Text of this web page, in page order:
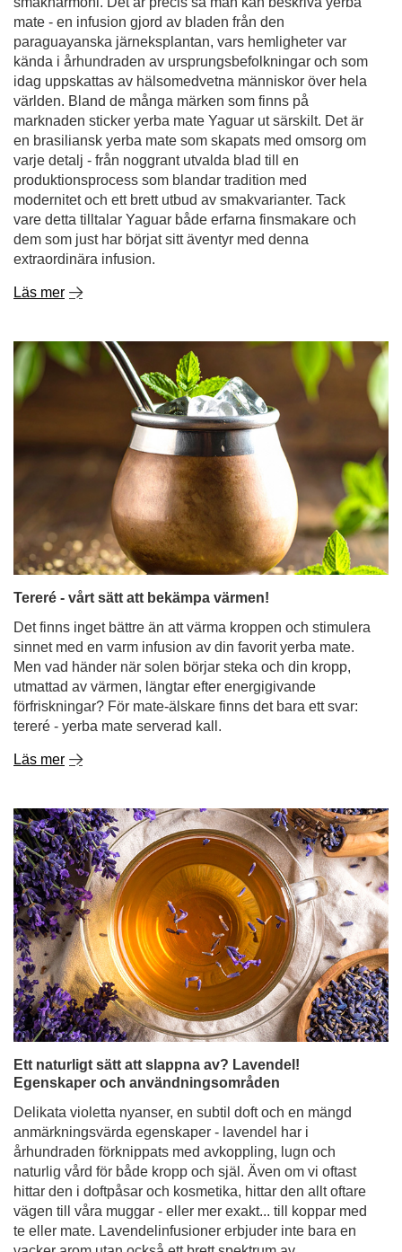
mate - en infusion gjord av bladen från den
paraguayanska järneksplantan, vars hemligheter var
kända i århundraden av ursprungsbefolkningar och som
idag uppskattas av hälsomedvetna människor över hela
världen. Bland de många märken som finns på
marknaden sticker yerba mate Yaguar ut särskilt. Det är
en brasiliansk yerba mate som skapats med omsorg om
varje detalj - från noggrant utvalda blad till en
produktionsprocess som blandar tradition med
modernitet och ett brett utbud av smakvarianter. Tack
vare detta tilltalar Yaguar både erfarna finsmakare och
dem som just har börjat sitt äventyr med denna
extraordinära infusion.
Läs mer
Tereré - vårt sätt att bekämpa värmen!
Det finns inget bättre än att värma kroppen och stimulera
sinnet med en varm infusion av din favorit yerba mate.
Men vad händer när solen börjar steka och din kropp,
utmattad av värmen, längtar efter energigivande
förfriskningar? För mate-älskare finns det bara ett svar:
tereré - yerba mate serverad kall.
Läs mer
Ett naturligt sätt att slappna av? Lavendel!
Egenskaper och användningsområden
Delikata violetta nyanser, en subtil doft och en mängd
anmärkningsvärda egenskaper - lavendel har i
århundraden förknippats med avkoppling, lugn och
naturlig vård för både kropp och själ. Även om vi oftast
hittar den i doftpåsar och kosmetika, hittar den allt oftare
vägen till våra muggar - eller mer exakt... till koppar med
te eller mate. Lavendelinfusioner erbjuder inte bara en